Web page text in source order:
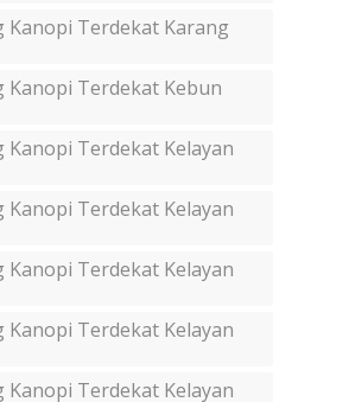
Kanopi Terdekat Karang
Kanopi Terdekat Kebun
Kanopi Terdekat Kelayan
Kanopi Terdekat Kelayan
Kanopi Terdekat Kelayan
Kanopi Terdekat Kelayan
Kanopi Terdekat Kelayan